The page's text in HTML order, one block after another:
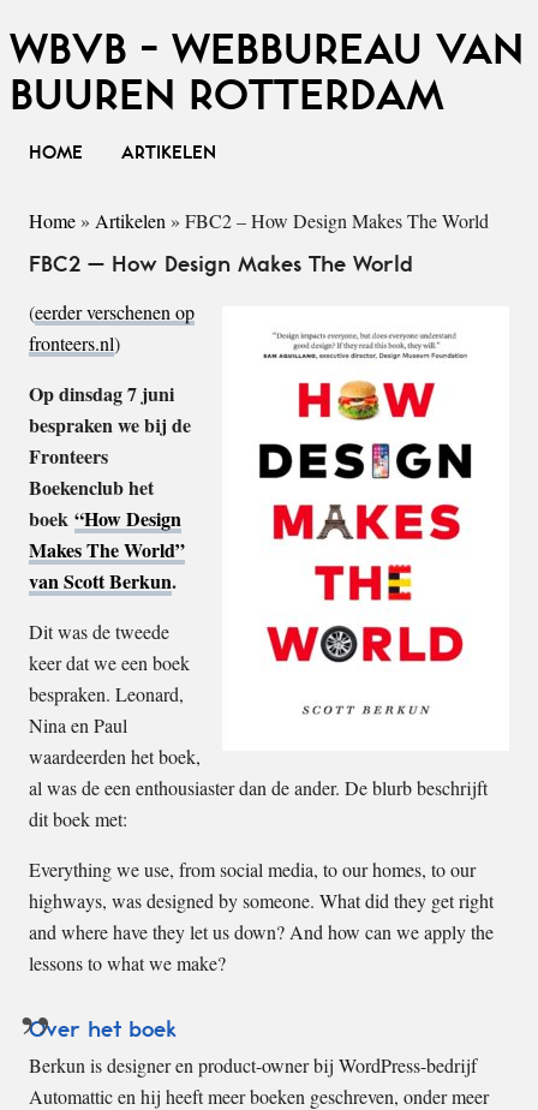
WBVB - WEBBUREAU VAN
BUUREN ROTTERDAM
HOME ARTIKELEN
Home » Artikelen » FBC2 – How Design Makes The World
FBC2 – How Design Makes The World
(eerder verschenen op
fronteers.nl)
Op dinsdag 7 juni
bespraken we bij de
Fronteers
Boekenclub het
boek “How Design
Makes The World”
van Scott Berkun.
Dit was de tweede
keer dat we een boek
bespraken. Leonard,
Nina en Paul
waardeerden het boek,
al was de een enthousiaster dan de ander. De blurb beschrijft
dit boek met:
Everything we use, from social media, to our homes, to our
highways, was designed by someone. What did they get right
and where have they let us down? And how can we apply the
lessons to what we make?
Over het boek
Berkun is designer en product-owner bij WordPress-bedrijf
Automattic en hij heeft meer boeken geschreven, onder meer